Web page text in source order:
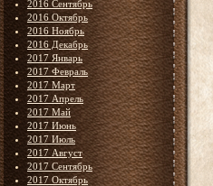
2016 Сентябрь
2016 Октябрь
2016 Ноябрь
2016 Декабрь
2017 Январь
2017 Февраль
2017 Март
2017 Апрель
2017 Май
2017 Июнь
2017 Июль
2017 Август
2017 Сентябрь
2017 Октябрь